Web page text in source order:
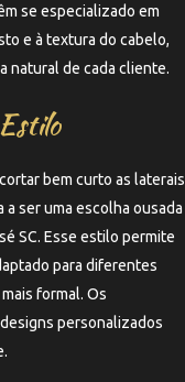
se especializado em
e à textura do cabelo,
natural de cada cliente.
bem curto as laterais
ser uma escolha ousada
SC. Esse estilo permite
para diferentes
formal. Os
personalizados